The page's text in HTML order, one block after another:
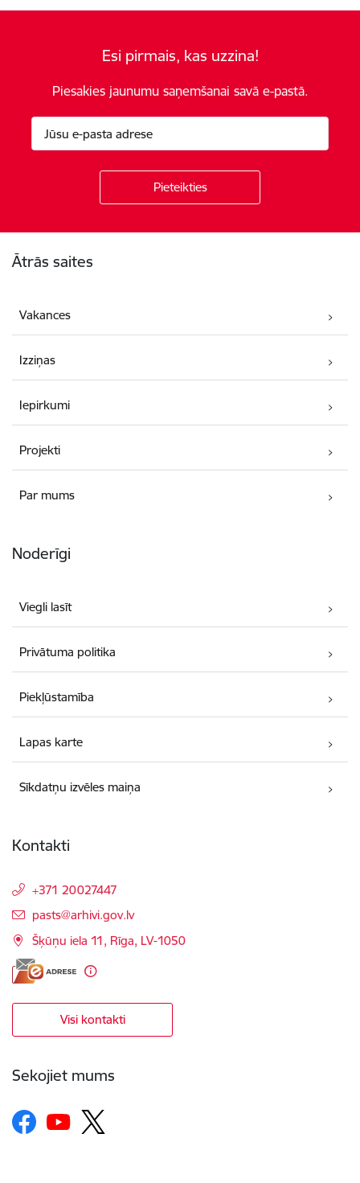
Esi pirmais, kas uzzina!
Piesakies jaunumu saņemšanai savā e-pastā.
Ātrās saites
Vakances
Izziņas
Iepirkumi
Projekti
Par mums
Noderīgi
Viegli lasīt
Privātuma politika
Piekļūstamība
Lapas karte
Sīkdatņu izvēles maiņa
Kontakti
+371 20027447
E-pasts:
pasts@arhivi.gov.lv
Šķūņu iela 11, Rīga, LV-1050
Visi kontakti
Sekojiet mums